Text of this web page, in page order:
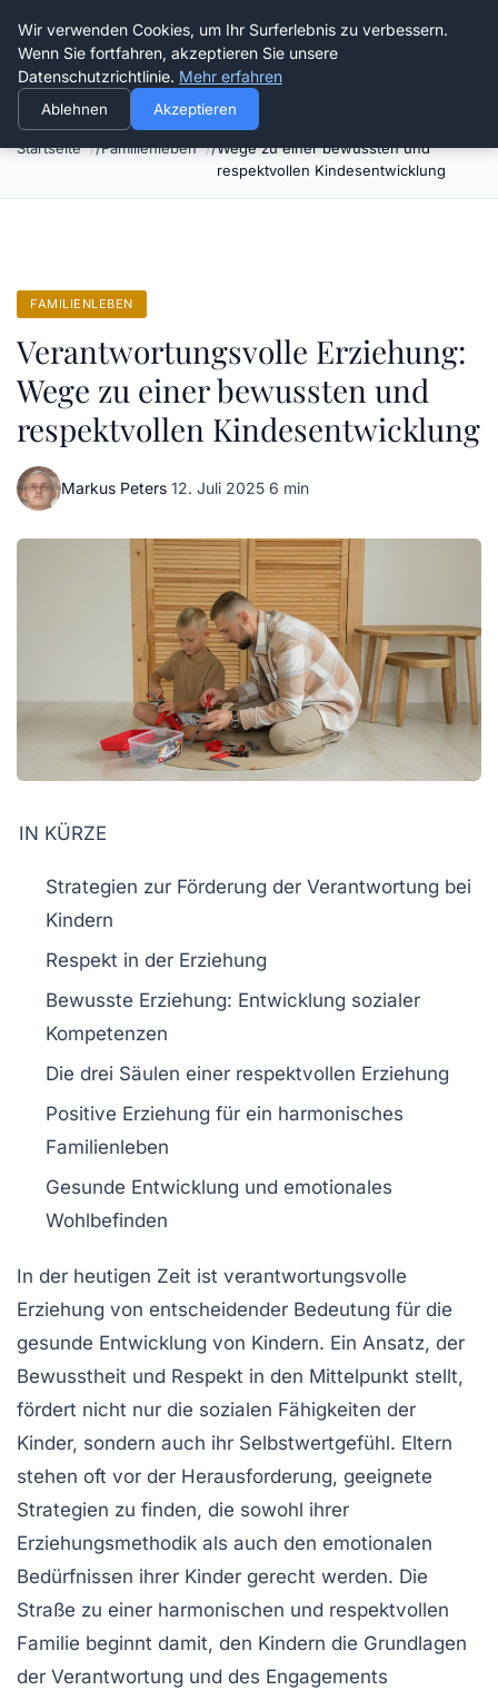
Verflixt-und-aufgetrennt.de
Startseite Familienleben
Verantwortungsvolle Erziehung:
Wege zu einer bewussten und
respektvollen Kindesentwicklung
FAMILIENLEBEN
Verantwortungsvolle Erziehung:
Wege zu einer bewussten und
respektvollen Kindesentwicklung
Markus Peters·12. Juli 2025·6 min
IN KÜRZE
Strategien zur Förderung der Verantwortung bei
Kindern
Respekt in der Erziehung
Bewusste Erziehung: Entwicklung sozialer
Kompetenzen
Die drei Säulen einer respektvollen Erziehung
Positive Erziehung für ein harmonisches
Familienleben
Gesunde Entwicklung und emotionales
Wohlbefinden
In der heutigen Zeit ist verantwortungsvolle
Erziehung von entscheidender Bedeutung für die
gesunde Entwicklung von Kindern. Ein Ansatz, der
Bewusstheit und Respekt in den Mittelpunkt stellt,
fördert nicht nur die sozialen Fähigkeiten der
Kinder, sondern auch ihr Selbstwertgefühl. Eltern
stehen oft vor der Herausforderung, geeignete
Strategien zu finden, die sowohl ihrer
Erziehungsmethodik als auch den emotionalen
Bedürfnissen ihrer Kinder gerecht werden. Die
Straße zu einer harmonischen und respektvollen
Familie beginnt damit, den Kindern die Grundlagen
der Verantwortung und des Engagements
Wir verwenden Cookies, um Ihr Surferlebnis zu verbessern.
Wenn Sie fortfahren, akzeptieren Sie unsere
Datenschutzrichtlinie. Mehr erfahren
Ablehnen Akzeptieren